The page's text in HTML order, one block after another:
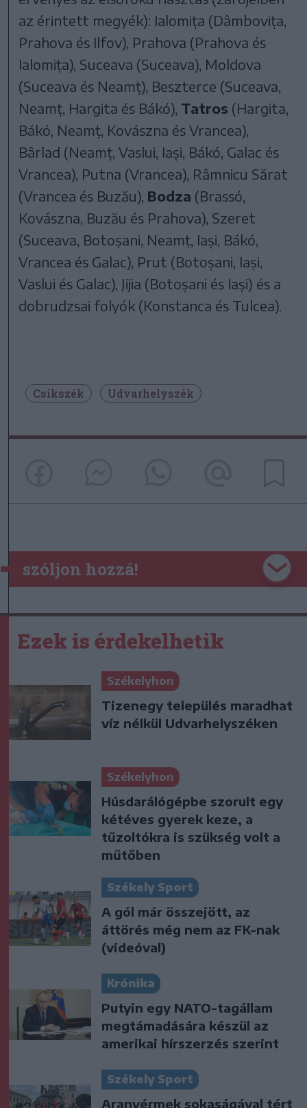
az érintett megyék): Ialomița (Dâmbovița,
Prahova és Ilfov), Prahova (Prahova és
Ialomița), Suceava (Suceava), Moldova
(Suceava és Neamț), Beszterce (Suceava,
Neamț, Hargita és Bákó), Tatros (Hargita,
Bákó, Neamț, Kovászna és Vrancea),
Bârlad (Neamț, Vaslui, Iași, Bákó, Galac és
Vrancea), Putna (Vrancea), Râmnicu Sărat
(Vrancea és Buzău), Bodza (Brassó,
Kovászna, Buzău és Prahova), Szeret
(Suceava, Botoșani, Neamț, Iași, Bákó,
Vrancea és Galac), Prut (Botoșani, Iași,
Vaslui és Galac), Jijia (Botoșani és Iași) és a
dobrudzsai folyók (Konstanca és Tulcea).
Csíkszék Udvarhelyszék
szóljon hozzá!
Ezek is érdekelhetik
Székelyhon
Tizenegy település maradhat
víz nélkül Udvarhelyszéken
Székelyhon
Húsdarálógépbe szorult egy
kétéves gyerek keze, a
tűzoltókra is szükség volt a
műtőben
Székely Sport
A gól már összejött, az
áttörés még nem az FK-nak
(videóval)
Krónika
Putyin egy NATO-tagállam
megtámadására készül az
amerikai hírszerzés szerint
Székely Sport
Aranyérmek sokaságával tért